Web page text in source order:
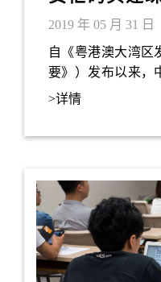
鸟」
2019 年 05 月 31 日
自《粤港澳大湾区
要》）发布以来，
以推进大湾区融合
>详情